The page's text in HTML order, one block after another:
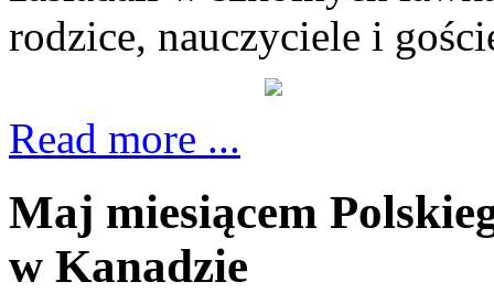
rodzice, nauczyciele i
Read more ...
Maj miesiącem
w Kanadzie